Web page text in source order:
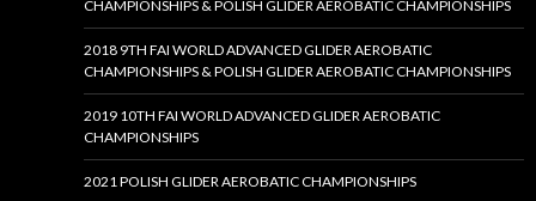
CHAMPIONSHIPS & POLISH GLIDER AEROBATIC CHAMPIONSHIPS
2018 9TH FAI WORLD ADVANCED GLIDER AEROBATIC
CHAMPIONSHIPS & POLISH GLIDER AEROBATIC CHAMPIONSHIPS
2019 10TH FAI WORLD ADVANCED GLIDER AEROBATIC
CHAMPIONSHIPS
2021 POLISH GLIDER AEROBATIC CHAMPIONSHIPS